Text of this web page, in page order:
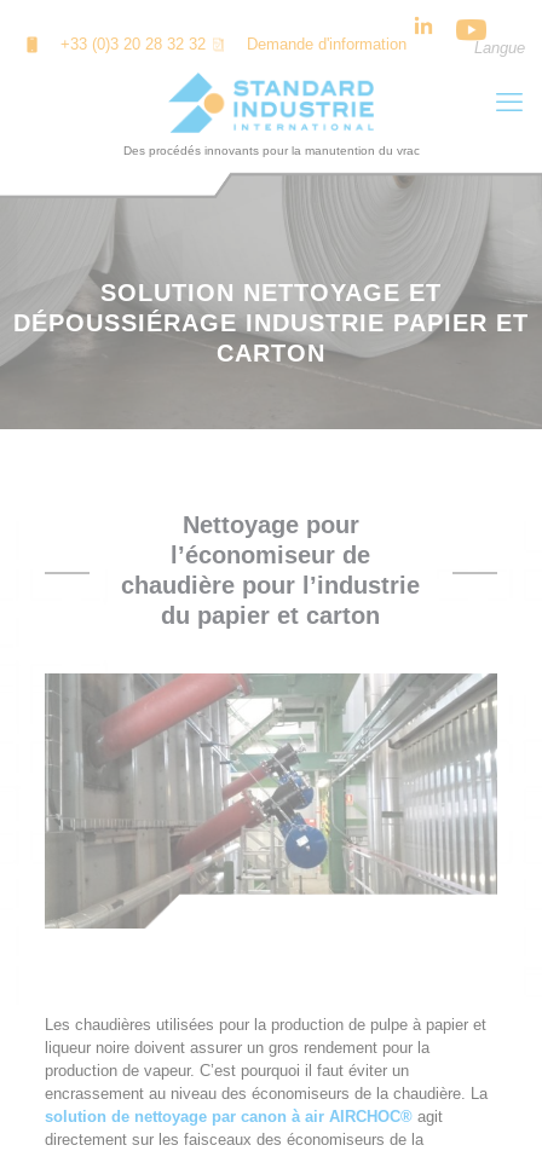
+33 (0)3 20 28 32 32 Demande d'information Langue
SOLUTION NETTOYAGE ET
DÉPOUSSIÉRAGE INDUSTRIE PAPIER ET
CARTON
Nettoyage pour
l’économiseur de
chaudière pour l’industrie
du papier et carton
Les chaudières utilisées pour la production de pulpe à papier et
liqueur noire doivent assurer un gros rendement pour la
production de vapeur. C’est pourquoi il faut éviter un
encrassement au niveau des économiseurs de la chaudière. La
solution de nettoyage par canon à air AIRCHOC®agit
directement sur les faisceaux des économiseurs de la